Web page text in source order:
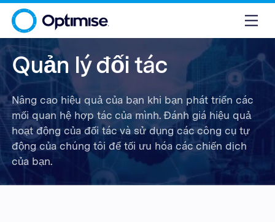
Quản lý đối tác
Nâng cao hiệu quả của bạn khi bạn phát triển các
mối quan hệ hợp tác của mình. Đánh giá hiệu quả
hoạt động của đối tác và sử dụng các công cụ tự
động của chúng tôi để tối ưu hóa các chiến dịch
của bạn.